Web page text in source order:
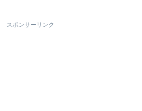
スポンサーリンク